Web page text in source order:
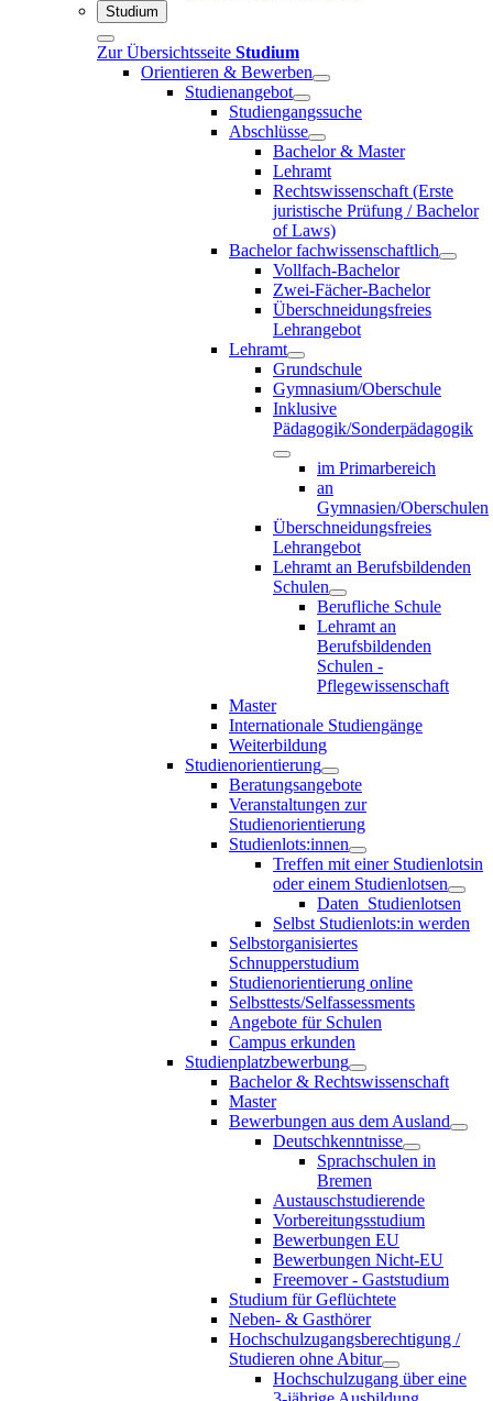
Studium
Zur Übersichtsseite Studium
Orientieren & Bewerben
Studienangebot
Studiengangssuche
Abschlüsse
Bachelor & Master
Lehramt
Rechtswissenschaft (Erste
juristische Prüfung / Bachelor
of Laws)
Bachelor fachwissenschaftlich
Vollfach-Bachelor
Zwei-Fächer-Bachelor
Überschneidungsfreies
Lehrangebot
Lehramt
Grundschule
Gymnasium/Oberschule
Inklusive
Pädagogik/Sonderpädagogik
im Primarbereich
an
Gymnasien/Oberschulen
Überschneidungsfreies
Lehrangebot
Lehramt an Berufsbildenden
Schulen
Berufliche Schule
Lehramt an
Berufsbildenden
Schulen -
Pflegewissenschaft
Master
Internationale Studiengänge
Weiterbildung
Studienorientierung
Beratungsangebote
Veranstaltungen zur
Studienorientierung
Studienlots:innen
Treffen mit einer Studienlotsin
oder einem Studienlotsen
Daten_Studienlotsen
Selbst Studienlots:in werden
Selbstorganisiertes
Schnupperstudium
Studienorientierung online
Selbsttests/Selfassessments
Angebote für Schulen
Campus erkunden
Studienplatzbewerbung
Bachelor & Rechtswissenschaft
Master
Bewerbungen aus dem Ausland
Deutschkenntnisse
Sprachschulen in
Bremen
Austauschstudierende
Vorbereitungsstudium
Bewerbungen EU
Bewerbungen Nicht-EU
Freemover - Gaststudium
Studium für Geflüchtete
Neben- & Gasthörer
Hochschulzugangsberechtigung /
Studieren ohne Abitur
Hochschulzugang über eine